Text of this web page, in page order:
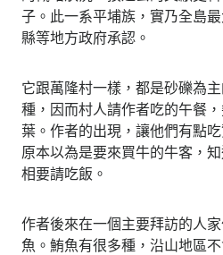
子。此一系平埔族，實乃全島
縣等地方政府承認。
它跟萬隆村一樣，都是砂礫為
種，因而村人請作者吃的午餐
葉。作者的出現，讓他們有點
原本以為是要來買牛的牛客，
相要請吃飯。
作者後來在一個主要拜訪的人
魚。鮪魚有很多種，沿山地區